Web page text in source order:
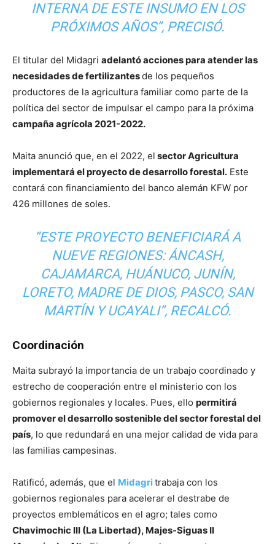
INTERNA DE ESTE INSUMO EN LOS
PRÓXIMOS AÑOS”, PRECISÓ.
El titular del Midagri adelantó acciones para atender las
necesidades de fertilizantesde los pequeños
productores de la agricultura familiar como parte de la
política del sector de impulsar el campo para la próxima
campaña agrícola 2021-2022.
Maita anunció que, en el 2022, el sector Agricultura
implementará el proyecto de desarrollo forestal. Este
contará con financiamiento del banco alemán KFW por
426 millones de soles.
“ESTE PROYECTO BENEFICIARÁ A
NUEVE REGIONES: ÁNCASH,
CAJAMARCA, HUÁNUCO, JUNÍN,
LORETO, MADRE DE DIOS, PASCO, SAN
MARTÍN Y UCAYALI”, RECALCÓ.
Coordinación
Maita subrayó la importancia de un trabajo coordinado y
estrecho de cooperación entre el ministerio con los
gobiernos regionales y locales. Pues, ello permitirá
promover el desarrollo sostenible del sector forestal del
país, lo que redundará en una mejor calidad de vida para
las familias campesinas.
Ratificó, además, que el Midagritrabaja con los
gobiernos regionales para acelerar el destrabe de
proyectos emblemáticos en el agro; tales como
Chavimochic III (La Libertad), Majes-Siguas II